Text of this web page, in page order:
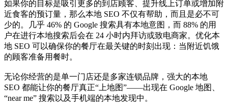
如果你的目标是吸引更多的到店顾客、提升线上订单或增加附
近食客的预订量，那么本地 SEO 不仅有帮助，而且是必不可
少的。几乎 46% 的 Google 搜索具有本地意图，而 88% 的用
户在进行本地搜索后会在 24 小时内拜访或致电商家。优化本
地 SEO 可以确保你的餐厅在最关键的时刻出现：当附近饥饿
的顾客准备用餐时。
无论你经营的是单一门店还是多家连锁品牌，强大的本地
SEO 都能让你的餐厅真正“上地图”——出现在 Google 地图、
“near me” 搜索以及手机端的本地发现中。